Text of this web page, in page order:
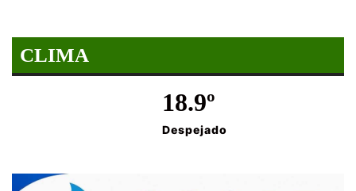
CLIMA
18.9º
Despejado